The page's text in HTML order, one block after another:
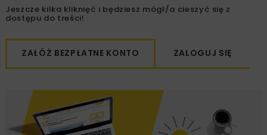
Jeszcze kilka kliknięć i będziesz mógł/a cieszyć się z
dostępu do treści!
ZAŁÓŻ BEZPŁATNE KONTO ZALOGUJ SIĘ